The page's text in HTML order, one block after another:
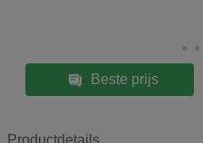
Beste prijs
Productdetails